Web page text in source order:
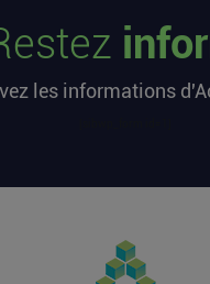
dans une sortie
levé près de 1,4
: votre entreprise
les informations